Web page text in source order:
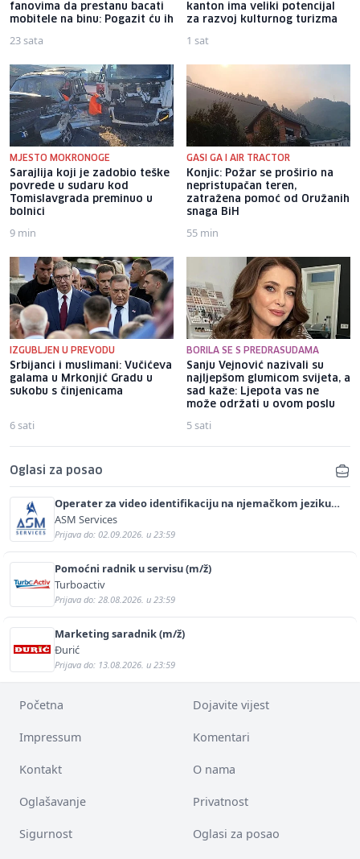
fanovima da prestanu bacati
mobitele na binu: Pogazit ću ih
23 sata
kanton ima veliki potencijal
za razvoj kulturnog turizma
1 sat
MJESTO MOKRONOGE
Sarajlija koji je zadobio teške
povrede u sudaru kod
Tomislavgrada preminuo u
bolnici
9 min
GASI GA I AIR TRACTOR
Konjic: Požar se proširio na
nepristupačan teren,
zatražena pomoć od Oružanih
snaga BiH
55 min
IZGUBLJEN U PREVODU
Srbijanci i muslimani: Vučićeva
galama u Mrkonjić Gradu u
sukobu s činjenicama
6 sati
BORILA SE S PREDRASUDAMA
Sanju Vejnović nazivali su
najljepšom glumicom svijeta, a
sad kaže: Ljepota vas ne
može održati u ovom poslu
5 sati
Oglasi za posao
Operater za video identifikaciju na njemačkom jeziku
(m/ž)
ASM Services
Prijava do: 02.09.2026. u 23:59
Pomoćni radnik u servisu (m/ž)
Turboactiv
Prijava do: 28.08.2026. u 23:59
Marketing saradnik (m/ž)
Đurić
Prijava do: 13.08.2026. u 23:59
Početna Dojavite vijest
Impressum Komentari
Kontakt O nama
Oglašavanje Privatnost
Sigurnost Oglasi za posao